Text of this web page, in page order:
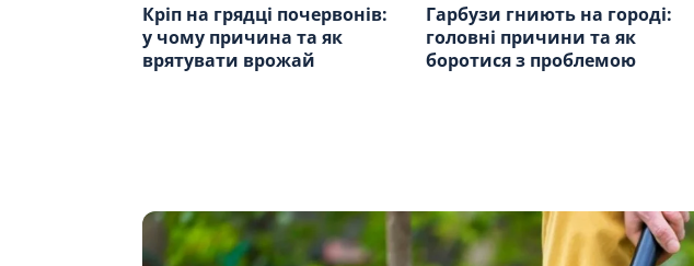
Кріп на грядці почервонів:
у чому причина та як
врятувати врожай
Гарбузи гниють на городі:
головні причини та як
боротися з проблемою